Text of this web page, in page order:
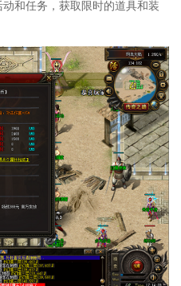
和任务，获取限时的道具和装